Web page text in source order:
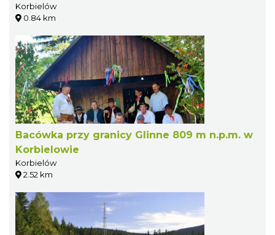
Korbielów
0.84 km
Bacówka przy granicy Glinne 809 m n.p.m. w
Korbielowie
Korbielów
2.52 km